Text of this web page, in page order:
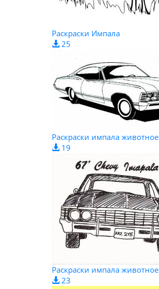
Раскраски Импала
25
Раскраски импала животное
19
Раскраски импала животное
23